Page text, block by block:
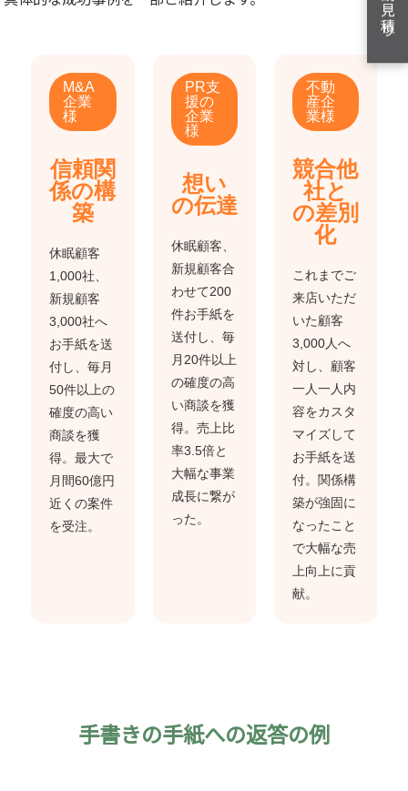
M&A
企業
様
信頼関
係の構
築
休眠顧客
1,000社、
新規顧客
3,000社へ
お手紙を送
付し、毎月
50件以上の
確度の高い
商談を獲
得。最大で
月間60億円
近くの案件
を受注。
PR支
援の
企業
様
想い
の伝達
休眠顧客、
新規顧客合
わせて200
件お手紙を
送付し、毎
月20件以上
の確度の高
い商談を獲
得。売上比
率3.5倍と
大幅な事業
成長に繋が
った。
不動
産企
業様
競合他
社と
の差別
化
これまでご
来店いただ
いた顧客
3,000人へ
対し、顧客
一人一人内
容をカスタ
マイズして
お手紙を送
付。関係構
築が強固に
なったこと
で大幅な売
上向上に貢
献。
手書きの手紙への返答の例